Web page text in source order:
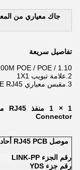
تفاصيل سريعة
1. 10 / 100M POE / POE
2. علامة تبويب 1X1
3. مقبس معياري POE / POE RJ45
Connector
رقم الجزء LINK-PP
رقم جزء YDS